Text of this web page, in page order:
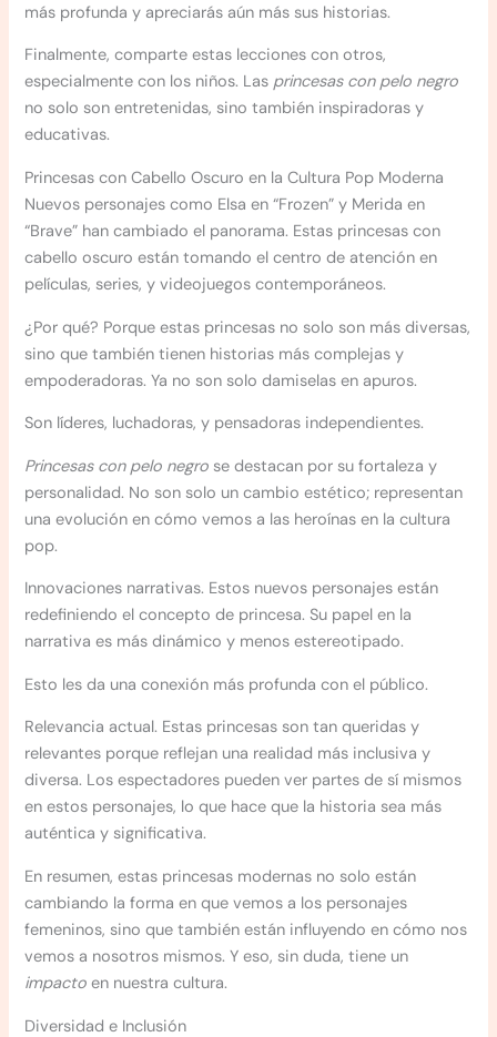
más profunda y apreciarás aún más sus historias.
Finalmente, comparte estas lecciones con otros,
especialmente con los niños. Las princesas con pelo negro
no solo son entretenidas, sino también inspiradoras y
educativas.
Princesas con Cabello Oscuro en la Cultura Pop Moderna
Nuevos personajes como Elsa en “Frozen” y Merida en
“Brave” han cambiado el panorama. Estas princesas con
cabello oscuro están tomando el centro de atención en
películas, series, y videojuegos contemporáneos.
¿Por qué? Porque estas princesas no solo son más diversas,
sino que también tienen historias más complejas y
empoderadoras. Ya no son solo damiselas en apuros.
Son líderes, luchadoras, y pensadoras independientes.
Princesas con pelo negro se destacan por su fortaleza y
personalidad. No son solo un cambio estético; representan
una evolución en cómo vemos a las heroínas en la cultura
pop.
Innovaciones narrativas. Estos nuevos personajes están
redefiniendo el concepto de princesa. Su papel en la
narrativa es más dinámico y menos estereotipado.
Esto les da una conexión más profunda con el público.
Relevancia actual. Estas princesas son tan queridas y
relevantes porque reflejan una realidad más inclusiva y
diversa. Los espectadores pueden ver partes de sí mismos
en estos personajes, lo que hace que la historia sea más
auténtica y significativa.
En resumen, estas princesas modernas no solo están
cambiando la forma en que vemos a los personajes
femeninos, sino que también están influyendo en cómo nos
vemos a nosotros mismos. Y eso, sin duda, tiene un
impacto en nuestra cultura.
Diversidad e Inclusión